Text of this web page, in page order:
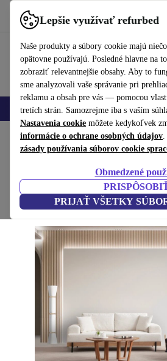
Lepšie využívať refurbed
Naše produkty a súbory cookie majú
opätovne používajú. Posledné hlavne na
zobraziť relevantnejšie obsahy. Aby to
sme analyzovali vaše správanie pri
reklamu a obsah pre vás — pomocou
tretích strán. Samozrejme iba s vaším
Nastavenia cookie môžete kedykoľvek
informácie o ochrane osobných údajov.
zásady používania súborov cookie
Obmedzené
PRIJAŤ VŠETKY
používať refurbed rýchlo a jednoducho
Mobilné telefóny Laptopy Tablety
Domov Produkty Domácnosť Nábytok
Eti 3-miestny pohovka
biela
(Zbieranie recenzií)